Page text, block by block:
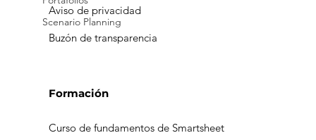
Scenario Planning
Formación
Curso de fundamentos de Smartsheet
Aviso de privacidad
Buzón de transparencia